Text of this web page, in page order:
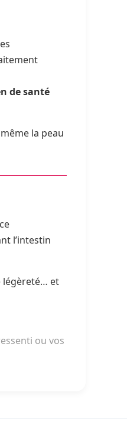
de santé
la peau
l’intestin
légèreté… et
ou vos